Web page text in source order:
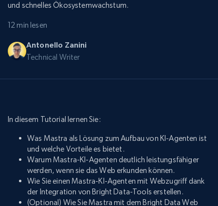
und schnelles Ökosystemwachstum.
12 min lesen
Antonello Zanini
Technical Writer
In diesem Tutorial lernen Sie:
Was Mastra als Lösung zum Aufbau von KI-Agenten ist
und welche Vorteile es bietet.
Warum Mastra-KI-Agenten deutlich leistungsfähiger
werden, wenn sie das Web erkunden können.
Wie Sie einen Mastra-KI-Agenten mit Webzugriff dank
der Integration von Bright Data-Tools erstellen.
(Optional) Wie Sie Mastra mit dem Bright Data Web